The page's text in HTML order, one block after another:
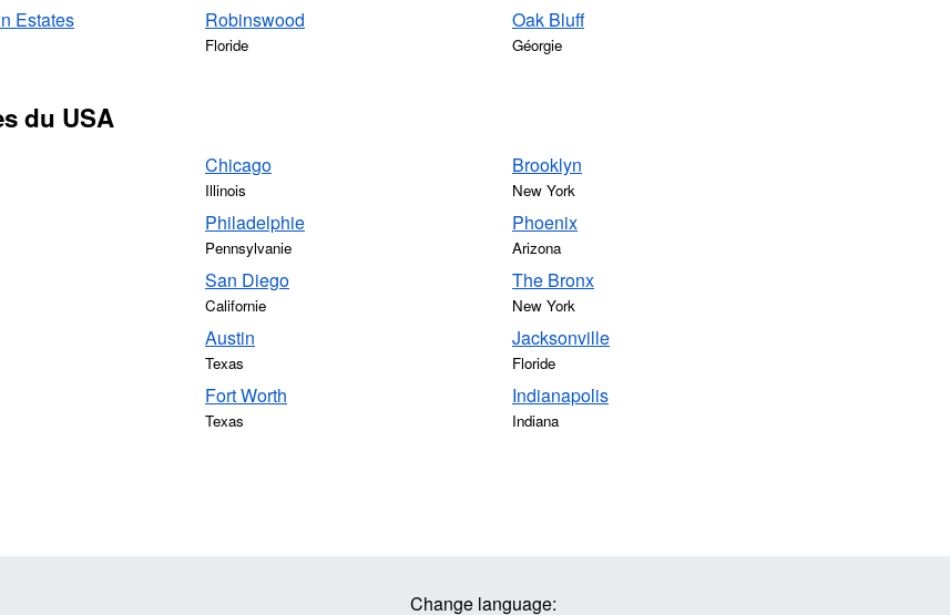
Estates Robinswood
Floride
Oak Bluff
Géorgie
du USA
Chicago
Illinois
Brooklyn
New York
Philadelphie
Pennsylvanie
Phoenix
Arizona
San Diego
Californie
The Bronx
New York
Austin
Texas
Jacksonville
Floride
Fort Worth
Texas
Indianapolis
Indiana
Change language: